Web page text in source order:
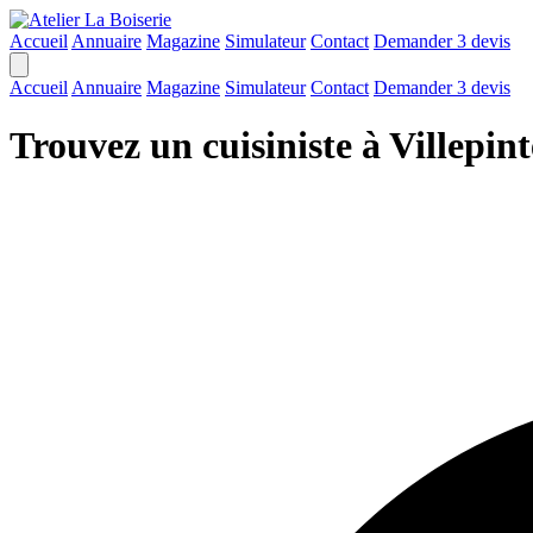
Accueil Annuaire Magazine Simulateur Contact Demander 3 devis
Accueil Annuaire Magazine Simulateur Contact Demander 3 devis
Trouvez un cuisiniste à